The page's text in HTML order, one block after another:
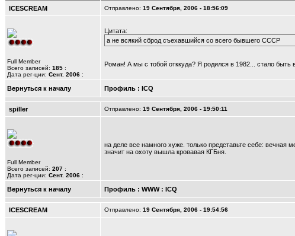
ICESCREAM Отправлено: 19 Сентября, 2006 - 18:56:09
Full Member
Всего записей: 185 :
Дата рег-ции: Сент. 2006 :
Цитата:
а не всякий сброд съехавшийся со всего бывшего СССР
Роман! А мы с тобой отккуда? Я родился в 1982... стало
Вернуться к началу Профиль : ICQ
spiller Отправлено: 19 Сентября, 2006 - 19:50:11
Full Member
Всего записей: 207 :
Дата рег-ции: Сент. 2006 :
на деле все намного хуже. только представьте себе: вечная
значит на охоту вышла кровавая КГБня.
Вернуться к началу Профиль : WWW: ICQ
ICESCREAM Отправлено: 19 Сентября, 2006 - 19:54:56